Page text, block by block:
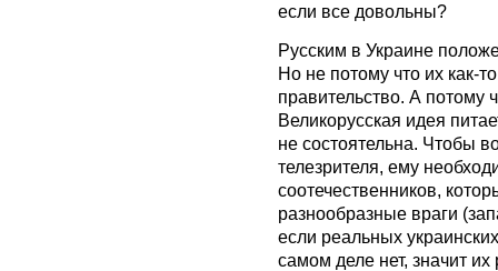
если все довольны?
Русским в Украине
Но не потому что их как-
правительство. А потому
Великорусская идея
не состоятельна. Чтобы
телезрителя, ему
соотечественников,
разнообразные враги
если реальных
самом деле нет, значит